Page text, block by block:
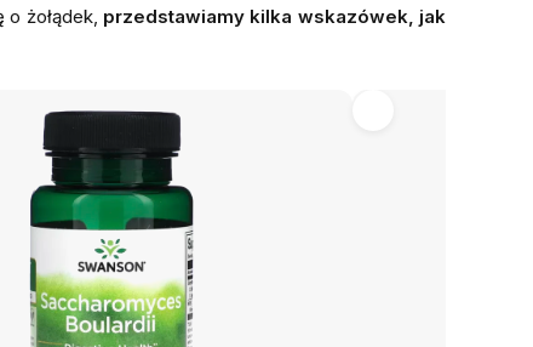
żołądek, przedstawiamy kilka wskazówek, jak